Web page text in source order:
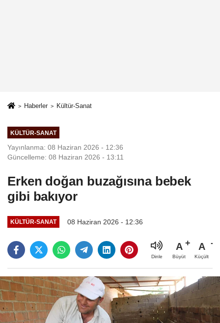
Haberler Kültür-Sanat
KÜLTÜR-SANAT
Yayınlanma: 08 Haziran 2026 - 12:36
Güncelleme: 08 Haziran 2026 - 13:11
Erken doğan buzağısına bebek
gibi bakıyor
KÜLTÜR-SANAT 08 Haziran 2026 - 12:36
Dinle
A
Büyüt
A
Küçült